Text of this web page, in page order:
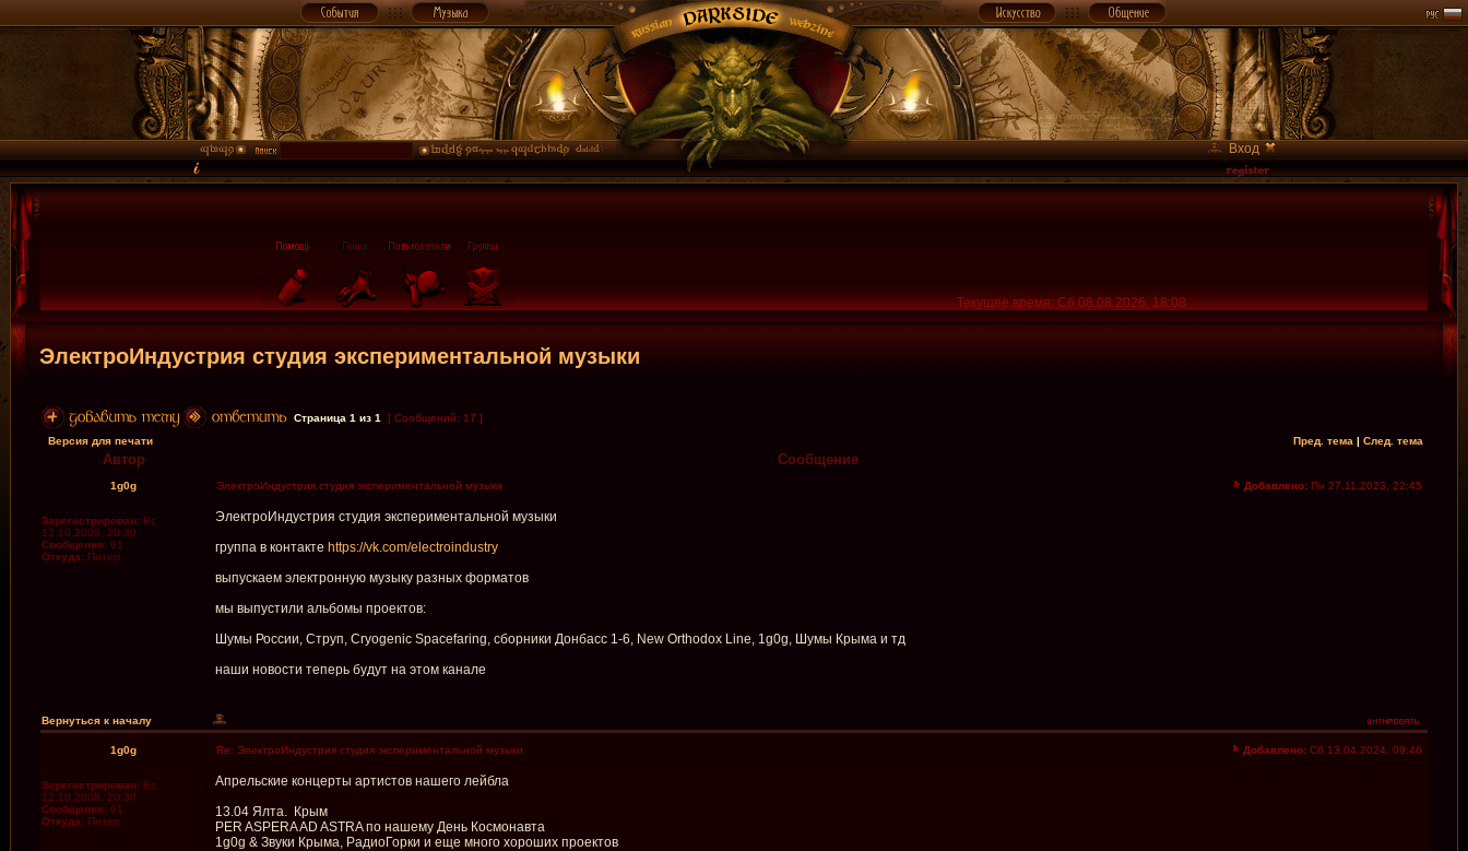
Вход
Текущее время: Сб 08.08.2026, 18:08
ЭлектроИндустрия студия экспериментальной музыки
Страница 1 из 1
[ Сообщений: 17 ]
Версия для печати
Пред. тема | След. тема
Автор Сообщение
1g0g ЭлектроИндустрия студия экспериментальной музыки Добавлено: Пн 27.11.2023, 22:45
Зарегистрирован: Вс
12.10.2008, 20:30
Сообщения: 61
Откуда: Питер
ЭлектроИндустрия студия экспериментальной музыки
группа в контакте https://vk.com/electroindustry
выпускаем электронную музыку разных форматов
мы выпустили альбомы проектов:
Шумы России, Струп, Cryogenic Spacefaring, сборники Донбасс 1-6, New Orthodox Line, 1g0g, Шумы Крыма и тд
наши новости теперь будут на этом канале
Вернуться к началу
1g0g Re: ЭлектроИндустрия студия экспериментальной музыки Добавлено: Сб 13.04.2024, 09:46
Зарегистрирован: Вс
12.10.2008, 20:30
Сообщения: 61
Откуда: Питер
Апрельские концерты артистов нашего лейбла
13.04 Ялта. Крым
PER ASPERA AD ASTRA по нашему День Космонавта
1g0g & Звуки Крыма, РадиоГорки и еще много хороших проектов